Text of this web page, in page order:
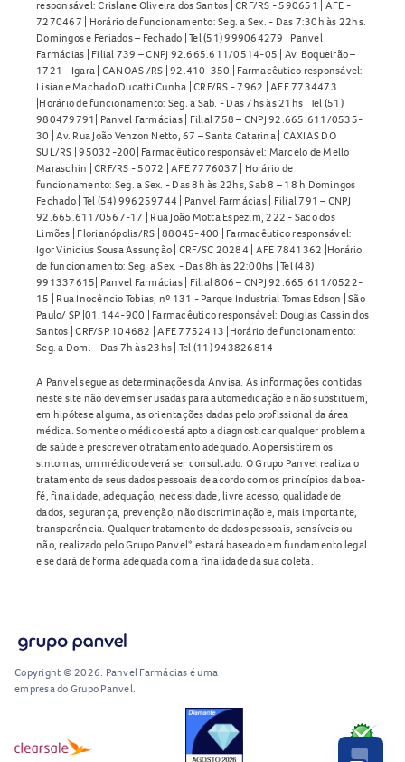
responsável: Crislane Oliveira dos Santos | CRF/RS - 590651 | AFE -
7270467 | Horário de funcionamento: Seg. a Sex. - Das 7:30h às 22hs.
Domingos e Feriados – Fechado | Tel (51) 999064279 | Panvel
Farmácias | Filial 739 – CNPJ 92.665.611/0514-05 | Av. Boqueirão –
1721 - Igara | CANOAS /RS | 92.410-350 | Farmacêutico responsável:
Lisiane Machado Ducatti Cunha | CRF/RS - 7962 | AFE 7734473
|Horário de funcionamento: Seg. a Sab. - Das 7hs às 21hs | Tel (51)
980479791| Panvel Farmácias | Filial 758 – CNPJ 92.665.611/0535-
30 | Av. Rua João Venzon Netto, 67 – Santa Catarina | CAXIAS DO
SUL/RS | 95032-200| Farmacêutico responsável: Marcelo de Mello
Maraschin | CRF/RS - 5072 | AFE 7776037 | Horário de
funcionamento: Seg. a Sex. - Das 8h às 22hs, Sab 8 – 18 h Domingos
Fechado | Tel (54) 996259744 | Panvel Farmácias | Filial 791 – CNPJ
92.665.611/0567-17 | Rua João Motta Espezim, 222 - Saco dos
Limões | Florianópolis/RS | 88045-400 | Farmacêutico responsável:
Igor Vinicius Sousa Assunção | CRF/SC 20284 | AFE 7841362 |Horário
de funcionamento: Seg. a Sex. - Das 8h às 22:00hs | Tel (48)
991337615| Panvel Farmácias | Filial 806 – CNPJ 92.665.611/0522-
15 | Rua Inocêncio Tobias, nº 131 - Parque Industrial Tomas Edson | São
Paulo/ SP |01.144-900 | Farmacêutico responsável: Douglas Cassin dos
Santos | CRF/SP 104682 | AFE 7752413 |Horário de funcionamento:
Seg. a Dom. - Das 7h às 23hs | Tel (11) 943826814
A Panvel segue as determinações da Anvisa. As informações contidas
neste site não devem ser usadas para automedicação e não substituem,
em hipótese alguma, as orientações dadas pelo profissional da área
médica. Somente o médico está apto a diagnosticar qualquer problema
de saúde e prescrever o tratamento adequado. Ao persistirem os
sintomas, um médico deverá ser consultado. O Grupo Panvel realiza o
tratamento de seus dados pessoais de acordo com os princípios da boa-
fé, finalidade, adequação, necessidade, livre acesso, qualidade de
dados, segurança, prevenção, não discriminação e, mais importante,
transparência. Qualquer tratamento de dados pessoais, sensíveis ou
não, realizado pelo Grupo Panvel* estará baseado em fundamento legal
e se dará de forma adequada com a finalidade da sua coleta.
Copyright © 2026. Panvel Farmácias é uma
empresa do Grupo Panvel.